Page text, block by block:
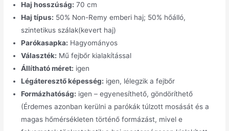
Haj hosszúság: 70 cm
Haj típus: 50% Non-Remy emberi haj; 50% hőálló,
szintetikus szálak(kevert haj)
Parókasapka: Hagyományos
Választék: Mű fejbőr kialakítással
Állítható méret: igen
Légáteresztő képesség: igen, lélegzik a fejbőr
Formázhatóság: igen – egyenesíthető, göndöríthető
(Érdemes azonban kerülni a parókák túlzott mosását és a
magas hőmérsékleten történő formázást, mivel e